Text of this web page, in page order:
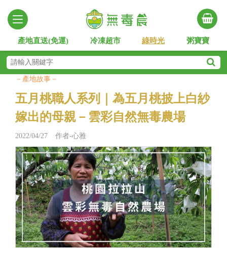
產地直送(免運) 冷凍超市 綠時光 粥寶寶
－產地故事－
五月桃職人系列｜為五月桃披上白紗
嫁出的母親－雲彩自然無毒農場
2022/04/27 作者-心雅